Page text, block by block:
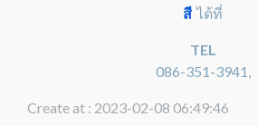
สี ได้ที่
TEL
086-351-3941,
Create at : 2023-02-08 06:49:46